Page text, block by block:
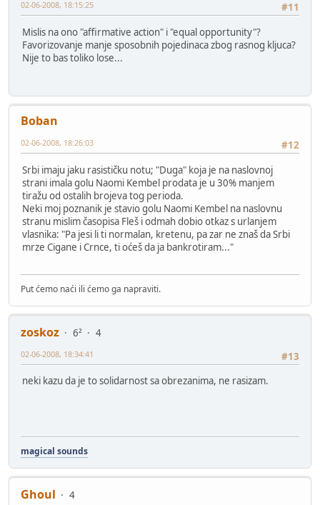
#11
02-06-2008, 18:15:25
Mislis na ono "affirmative action" i "equal opportunity"?
Favorizovanje manje sposobnih pojedinaca zbog rasnog kljuca?
Nije to bas toliko lose...
Boban
#12
02-06-2008, 18:26:03
Srbi imaju jaku rasističku notu; "Duga" koja je na naslovnoj
strani imala golu Naomi Kembel prodata je u 30% manjem
tiražu od ostalih brojeva tog perioda.
Neki moj poznanik je stavio golu Naomi Kembel na naslovnu
stranu mislim časopisa Fleš i odmah dobio otkaz s urlanjem
vlasnika: "Pa jesi li ti normalan, kretenu, pa zar ne znaš da Srbi
mrze Cigane i Crnce, ti oćeš da ja bankrotiram..."
Put ćemo naći ili ćemo ga napraviti.
zoskoz 6²
4
#13
02-06-2008, 18:34:41
neki kazu da je to solidarnost sa obrezanima, ne rasizam.
magical sounds
Ghoul 4